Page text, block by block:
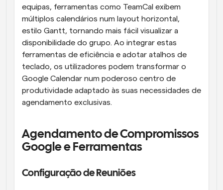
equipas, ferramentas como TeamCal exibem
múltiplos calendários num layout horizontal,
estilo Gantt, tornando mais fácil visualizar a
disponibilidade do grupo. Ao integrar estas
ferramentas de eficiência e adotar atalhos de
teclado, os utilizadores podem transformar o
Google Calendar num poderoso centro de
produtividade adaptado às suas necessidades de
agendamento exclusivas.
Agendamento de Compromissos
Google e Ferramentas
Configuração de Reuniões